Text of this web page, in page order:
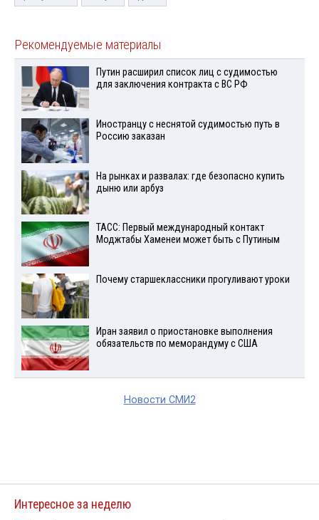
Рекомендуемые материалы
Путин расширил список лиц с судимостью
для заключения контракта с ВС РФ
Иностранцу с неснятой судимостью путь в
Россию заказан
На рынках и развалах: где безопасно купить
дыню или арбуз
ТАСС: Первый международный контакт
Моджтабы Хаменеи может быть с Путиным
Почему старшеклассники прогуливают уроки
Иран заявил о приостановке выполнения
обязательств по меморандуму с США
Новости СМИ2
Интересное за неделю